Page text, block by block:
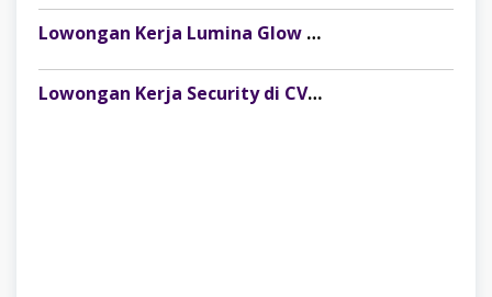
Lowongan Kerja Lumina Glow Clinic & Salon Palembang Terbaru
Lowongan Kerja Security di CV Indosteel Sumber Berkat Palembang